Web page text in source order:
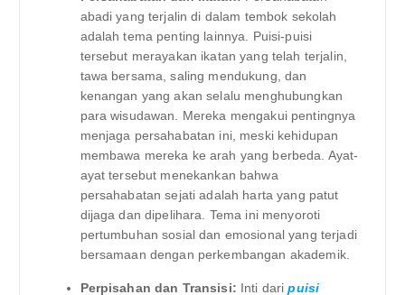
abadi yang terjalin di dalam tembok sekolah
adalah tema penting lainnya. Puisi-puisi
tersebut merayakan ikatan yang telah terjalin,
tawa bersama, saling mendukung, dan
kenangan yang akan selalu menghubungkan
para wisudawan. Mereka mengakui pentingnya
menjaga persahabatan ini, meski kehidupan
membawa mereka ke arah yang berbeda. Ayat-
ayat tersebut menekankan bahwa
persahabatan sejati adalah harta yang patut
dijaga dan dipelihara. Tema ini menyoroti
pertumbuhan sosial dan emosional yang terjadi
bersamaan dengan perkembangan akademik.
Perpisahan dan Transisi: Inti daripuisi